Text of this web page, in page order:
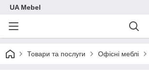
UA Mebel
Товари та послуги Офісні меблі